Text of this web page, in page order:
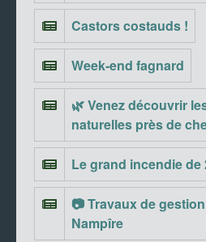
Castors costauds !
Week-end fagnard
🌿 Venez découvrir
naturelles près de
Le grand incendie de
📷 Travaux de
Nampîre